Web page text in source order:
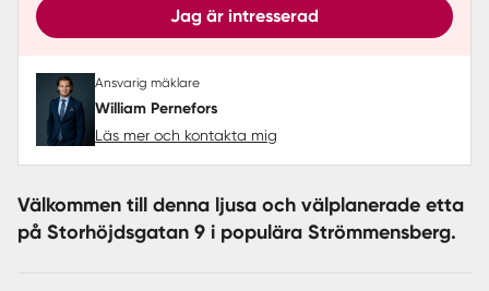
Jag är intresserad
Ansvarig mäklare
William Pernefors
Läs mer och kontakta mig
Välkommen till denna ljusa och välplanerade etta
på Storhöjdsgatan 9 i populära Strömmensberg.